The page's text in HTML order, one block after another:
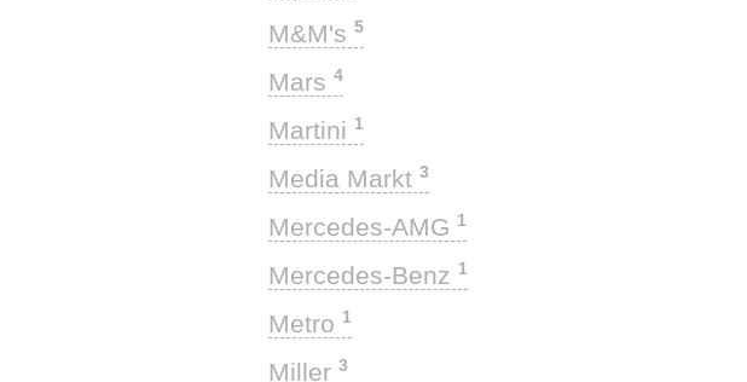
M&M's 5
Mars 4
Martini 1
Media Markt 3
Mercedes-AMG 1
Mercedes-Benz 1
Metro 1
Miller 3